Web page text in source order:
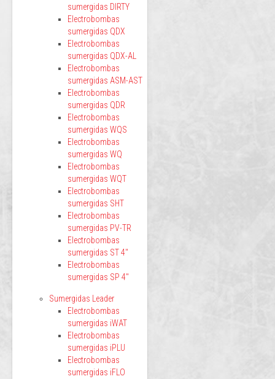
sumergidas DIRTY
Electrobombas
sumergidas QDX
Electrobombas
sumergidas QDX-AL
Electrobombas
sumergidas ASM-AST
Electrobombas
sumergidas QDR
Electrobombas
sumergidas WQS
Electrobombas
sumergidas WQ
Electrobombas
sumergidas WQT
Electrobombas
sumergidas SHT
Electrobombas
sumergidas PV-TR
Electrobombas
sumergidas ST 4"
Electrobombas
sumergidas SP 4"
Sumergidas Leader
Electrobombas
sumergidas iWAT
Electrobombas
sumergidas iPLU
Electrobombas
sumergidas iFLO